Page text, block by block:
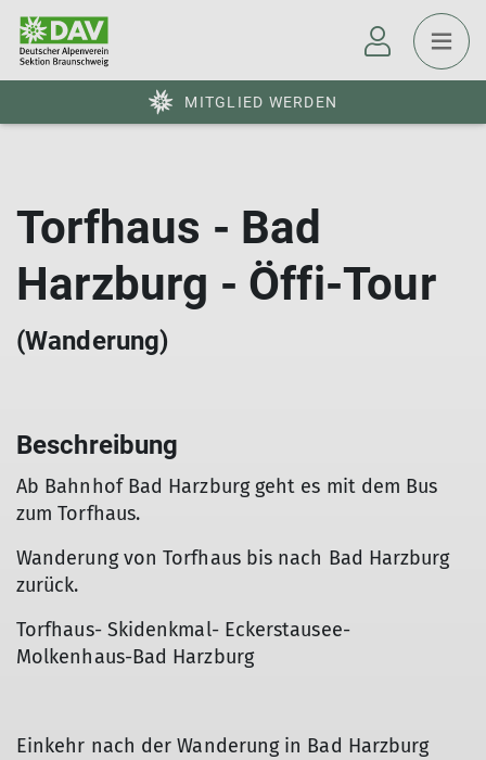
MITGLIED WERDEN
Torfhaus - Bad
Harzburg - Öffi-Tour
(Wanderung)
Beschreibung
Ab Bahnhof Bad Harzburg geht es mit dem Bus
zum Torfhaus.
Wanderung von Torfhaus bis nach Bad Harzburg
zurück.
Torfhaus- Skidenkmal- Eckerstausee-
Molkenhaus-Bad Harzburg
Einkehr nach der Wanderung in Bad Harzburg